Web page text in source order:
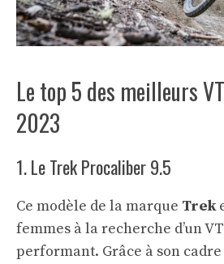
Le top 5 des meilleurs
2023
1. Le Trek Procaliber 9.5
Ce modèle de la marque Trek
femmes à la recherche d’un
performant. Grâce à son